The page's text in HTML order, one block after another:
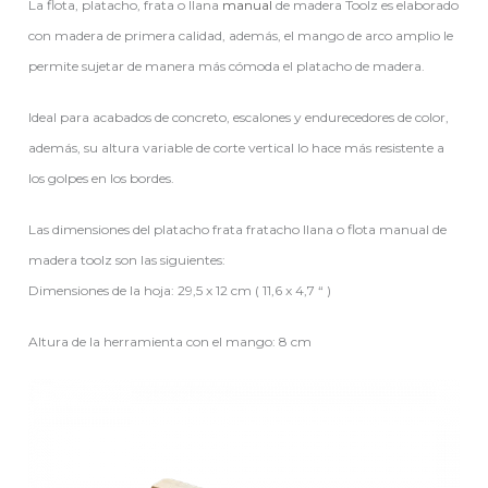
La flota, platacho, frata o llana manual de madera Toolz es elaborado
con madera de primera calidad, además, el mango de arco amplio le
permite sujetar de manera más cómoda el platacho de madera.
Ideal para acabados de concreto, escalones y endurecedores de color,
además, su altura variable de corte vertical lo hace más resistente a
los golpes en los bordes.
Las dimensiones del platacho frata fratacho llana o flota manual de
madera toolz son las siguientes:
Dimensiones de la hoja: 29,5 x 12 cm ( 11,6 x 4,7 “ )
Altura de la herramienta con el mango: 8 cm